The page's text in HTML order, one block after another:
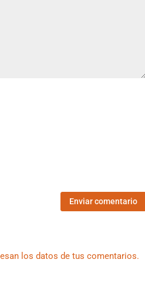
los datos de tus comentarios.